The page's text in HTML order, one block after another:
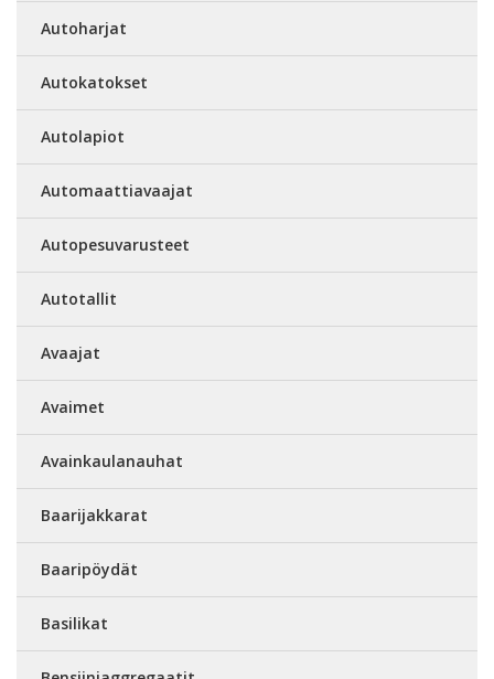
Autoharjat
Autokatokset
Autolapiot
Automaattiavaajat
Autopesuvarusteet
Autotallit
Avaajat
Avaimet
Avainkaulanauhat
Baarijakkarat
Baaripöydät
Basilikat